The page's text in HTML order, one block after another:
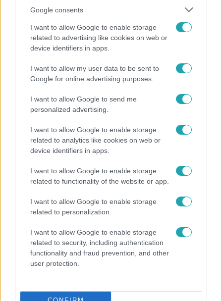
Google consents
I want to allow Google to enable storage
related to advertising like cookies on web or
device identifiers in apps.
I want to allow my user data to be sent to
Google for online advertising purposes.
I want to allow Google to send me
personalized advertising.
I want to allow Google to enable storage
related to analytics like cookies on web or
device identifiers in apps.
I want to allow Google to enable storage
related to functionality of the website or app.
I want to allow Google to enable storage
related to personalization.
I want to allow Google to enable storage
related to security, including authentication
functionality and fraud prevention, and other
user protection.
A cél az, hogy biztonságosabban közlekedjenek a
2023. január 20. 21:00
Floridai képviselők megakadályozták, hogy
bevezessenek egy új, afroamerikai történelemről
szóló tantárgyat a középiskolákban